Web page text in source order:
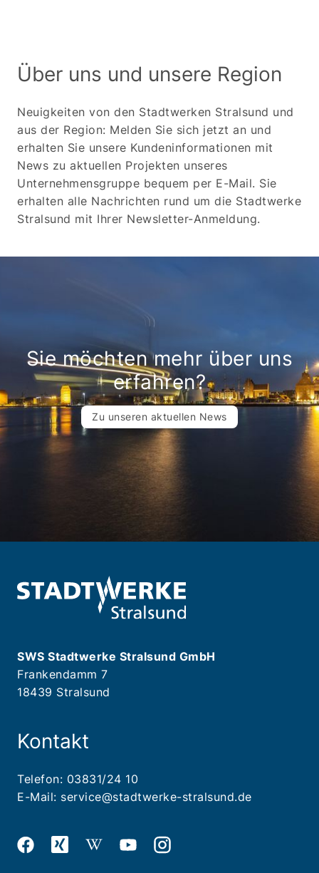
Über uns und unsere Region
Neuigkeiten von den Stadtwerken Stralsund und
aus der Region: Melden Sie sich jetzt an und
erhalten Sie unsere Kundeninformationen mit
News zu aktuellen Projekten unseres
Unternehmensgruppe bequem per E-Mail. Sie
erhalten alle Nachrichten rund um die Stadtwerke
Stralsund mit Ihrer Newsletter-Anmeldung.
Sie möchten mehr über uns
erfahren?
Zu unseren aktuellen News
SWS Stadtwerke Stralsund GmbH
Frankendamm 7
18439 Stralsund
Kontakt
Telefon: 03831/24 10
E-Mail: service@stadtwerke-stralsund.de